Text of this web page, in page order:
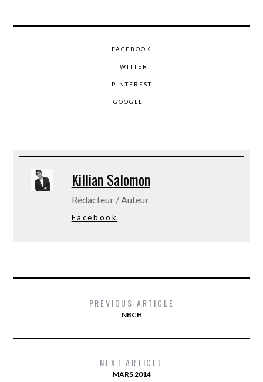
FACEBOOK
TWITTER
PINTEREST
GOOGLE +
Killian Salomon
Rédacteur / Auteur
Facebook
PREVIOUS ARTICLE
NBCH
NEXT ARTICLE
MARS 2014